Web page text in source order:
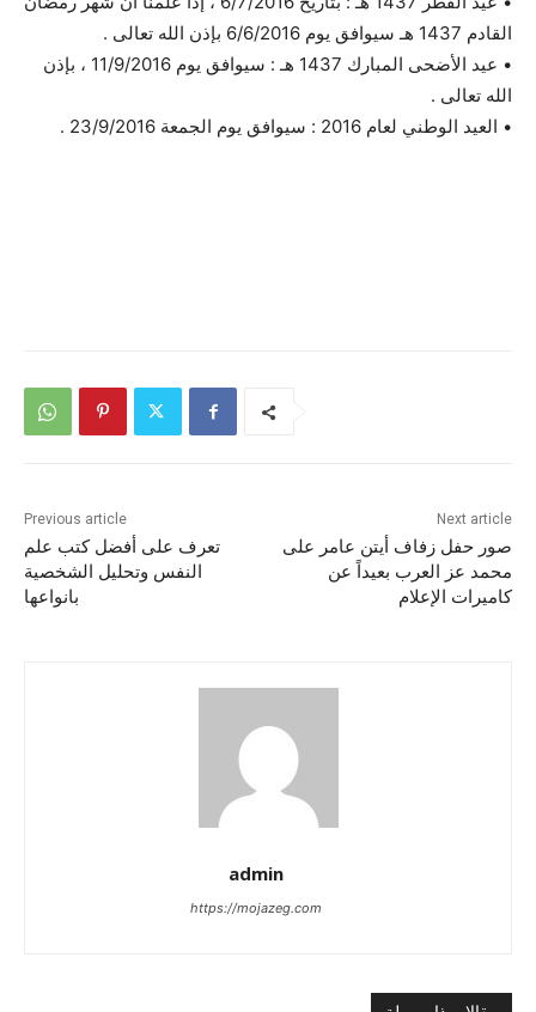
القادم 1437 هـ سيوافق يوم 6/6/2016 بإذن الله تعالى .
• عيد الأضحى المبارك 1437 هـ : سيوافق يوم 11/9/2016 ، بإذن
الله تعالى .
• العيد الوطني لعام 2016 : سيوافق يوم الجمعة 23/9/2016 .
Previous article
تعرف على أفضل كتب علم
النفس وتحليل الشخصية
بانواعها
Next article
صور حفل زفاف أيتن عامر على
محمد عز العرب بعيداً عن
كاميرات الإعلام
admin
https://mojazeg.com